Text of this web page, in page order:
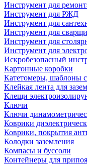
Инструмент для
Инструмент для РЖД
Инструмент для
Инструмент для
Инструмент для
Инструмент для
Искробезопасный
Картонные коробки
Катетомеры, шаблоны
Клейкая лента для
Клещи
Ключи
Ключи
Коврики
Коврики, покрытия
Колодки заземления
Компасы и буссоли
Контейнеры для припоя